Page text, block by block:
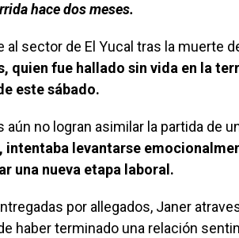
hace dos meses.
al sector de El Yucal tras la muerte
quien fue hallado sin vida en la
este sábado.
no logran asimilar la partida de
intentaba levantarse
una nueva etapa laboral.
por allegados, Janer
haber terminado una relación